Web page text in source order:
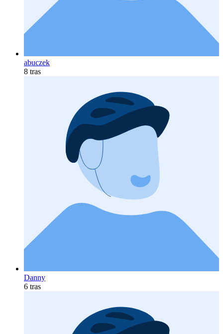
abuczek
8 tras
Danny
6 tras